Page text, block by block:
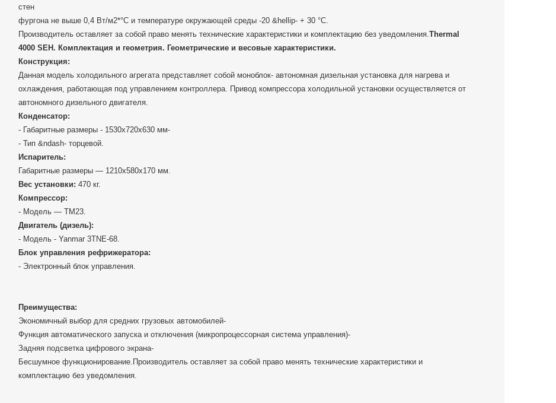
стен
фургона не выше 0,4 Вт/м2*°С и температуре окружающей среды -20 &hellip- + 30 °С.
Производитель оставляет за собой право менять технические характеристики и комплектацию без уведомления.Thermal
4000 SEH. Комплектация и геометрия. Геометрические и весовые характеристики.
Конструкция:
Данная модель холодильного агрегата представляет собой моноблок- автономная дизельная установка для нагрева и
охлаждения, работающая под управлением контроллера. Привод компрессора холодильной установки осуществляется от
автономного дизельного двигателя.
Конденсатор:
- Габаритные размеры - 1530х720х630 мм-
- Тип &ndash- торцевой.
Испаритель:
Габаритные размеры — 1210х580х170 мм.
Вес установки: 470 кг.
Компрессор:
- Модель — ТМ23.
Двигатель (дизель):
- Модель - Yanmar 3TNE-68.
Блок управления рефрижератора:
- Электронный блок управления.
Преимущества:
Экономичный выбор для средних грузовых автомобилей-
Функция автоматического запуска и отключения (микропроцессорная система управления)-
Задняя подсветка цифрового экрана-
Бесшумное функционирование.Производитель оставляет за собой право менять технические характеристики и
комплектацию без уведомления.